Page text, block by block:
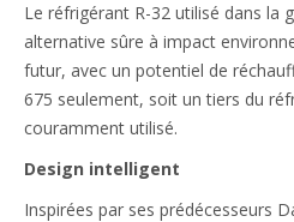
Le réfrigérant R-32 utilisé dans la
alternative sûre à impact
futur, avec un potentiel de
675 seulement, soit un tiers du
couramment utilisé.
Design intelligent
Inspirées par ses prédécesseurs